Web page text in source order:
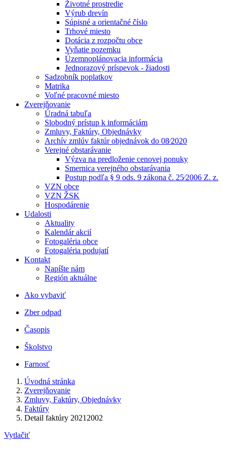
Životné prostredie
Výrub drevín
Súpisné a orientačné číslo
Trhové miesto
Dotácia z rozpočtu obce
Vyňatie pozemku
Územnoplánovacia informácia
Jednorazový príspevok - žiadosti
Sadzobník poplatkov
Matrika
Voľné pracovné miesto
Zverejňovanie
Úradná tabuľa
Slobodný prístup k informáciám
Zmluvy, Faktúry, Objednávky
Archív zmlúv faktúr objednávok do 08⁄2020
Verejné obstarávanie
Výzva na predloženie cenovej ponuky
Smernica verejného obstarávania
Postup podľa § 9 ods. 9 zákona č. 25⁄2006 Z. z.
VZN obce
VZN ŽSK
Hospodárenie
Udalosti
Aktuality
Kalendár akcií
Fotogaléria obce
Fotogaléria podujatí
Kontakt
Napíšte nám
Región aktuálne
Ako vybaviť
Zber odpad
Časopis
Školstvo
Farnosť
Úvodná stránka
Zverejňovanie
Zmluvy, Faktúry, Objednávky
Faktúry
Detail faktúry 20212002
Vytlačiť